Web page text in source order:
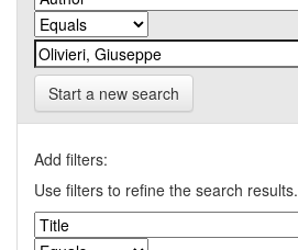
Start a new search
Add filters:
Use filters to refine the search results.